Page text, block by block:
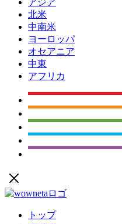
アジア
北米
中南米
ヨーロッパ
オセアニア
中東
アフリカ
トップ